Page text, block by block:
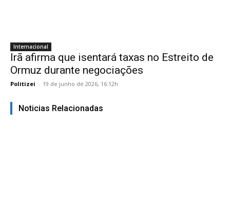
Internacional
Irã afirma que isentará taxas no Estreito de
Ormuz durante negociações
Politizei - 19 de junho de 2026, 16:12h
Noticias Relacionadas